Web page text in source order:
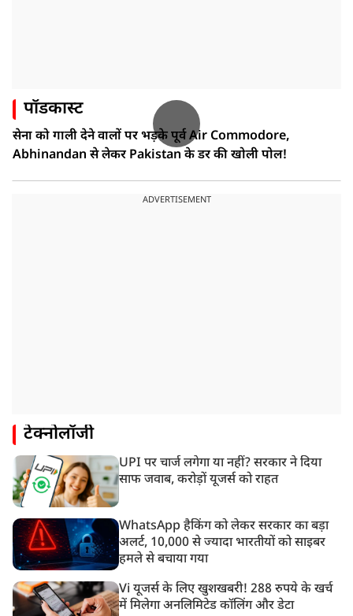
पॉडकास्ट
सेना को गाली देने वालों पर भड़के पूर्व Air Commodore,
Abhinandan से लेकर Pakistan के डर की खोली पोल!
ADVERTISEMENT
टेक्नोलॉजी
UPI पर चार्ज लगेगा या नहीं? सरकार ने दिया
साफ जवाब, करोड़ों यूजर्स को राहत
WhatsApp हैकिंग को लेकर सरकार का बड़ा
अलर्ट, 10,000 से ज्यादा भारतीयों को साइबर
हमले से बचाया गया
Vi यूजर्स के लिए खुशखबरी! 288 रुपये के खर्च
में मिलेगा अनलिमिटेड कॉलिंग और डेटा